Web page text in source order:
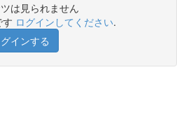
は見られません
ログインしてください.
インする